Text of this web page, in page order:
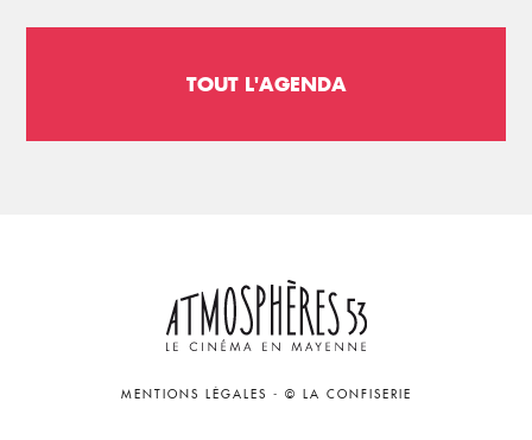
TOUT L'AGENDA
MENTIONS LÉGALES - © LA CONFISERIE